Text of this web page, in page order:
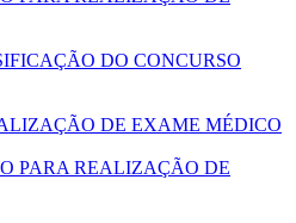
DO CONCURSO
DE EXAME MÉDICO
PARA REALIZAÇÃO DE